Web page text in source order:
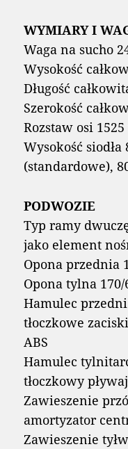
WYMIARY I
Waga na sucho
Wysokość
Długość
Szerokość
Rozstaw osi
Wysokość siodła
(standardowe),
PODWOZIE
Typ ramy
jako element
Opona przednia
Opona tylna 170/
Hamulec
tłoczkowe
ABS
Hamulec
tłoczkowy
Zawieszenie
amortyzator
Zawieszenie